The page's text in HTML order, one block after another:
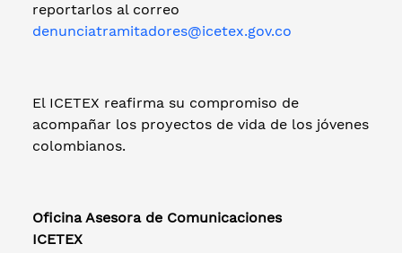
reportarlos al correo
denunciatramitadores@icetex.gov.co
El ICETEX reafirma su compromiso de
acompañar los proyectos de vida de los jóvenes
colombianos.
Oficina Asesora de Comunicaciones
ICETEX